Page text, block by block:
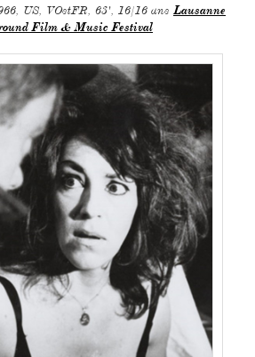
US, VOstFR, 63', 16/16 ans Lausanne
Film & Music Festival